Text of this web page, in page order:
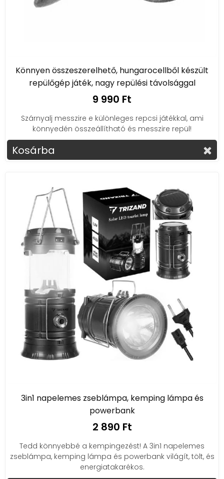
Könnyen összeszerelhető, hungarocellből készült
repülőgép játék, nagy repülési távolsággal
9 990 Ft
Szárnyalj messzire e különleges repcsi játékkal, ami
könnyedén összeállítható és messzire repül!
Kosárba
3in1 napelemes zseblámpa, kemping lámpa és
powerbank
2 890 Ft
Tedd könnyebbé a kempingezést! A 3in1 napelemes
zseblámpa, kemping lámpa és powerbank világít, tölt, és
energiatakarékos.